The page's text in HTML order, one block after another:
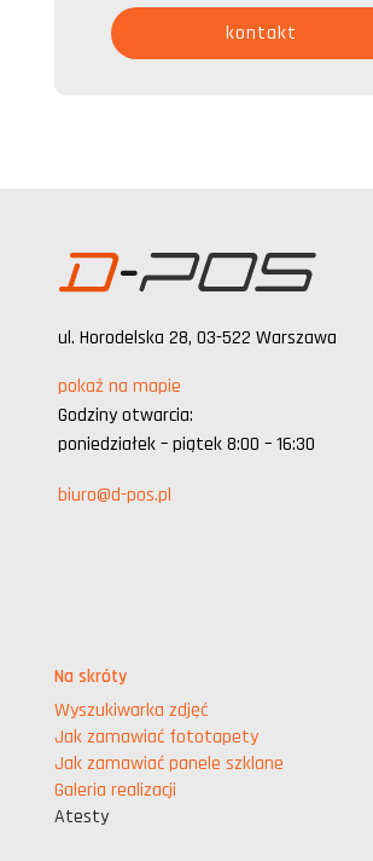
kontakt
ul. Horodelska 28, 03-522 Warszawa
pokaż na mapie
Godziny otwarcia:
poniedziałek – piątek 8:00 – 16:30
biuro@d-pos.pl
Na skróty
Wyszukiwarka zdjęć
Jak zamawiać fototapety
Jak zamawiać panele szklane
Galeria realizacji
Atesty